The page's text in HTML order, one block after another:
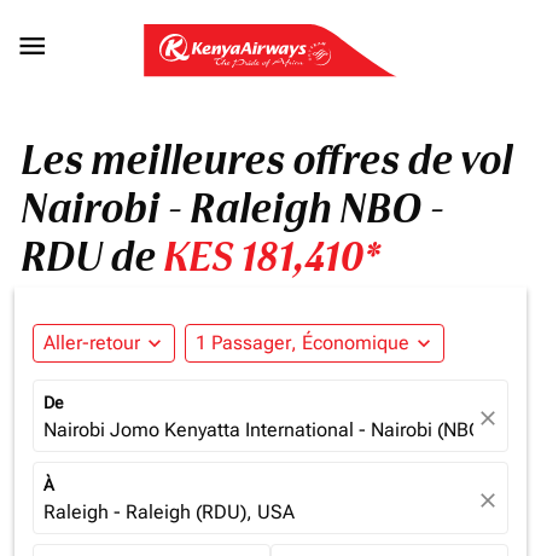

Les meilleures offres de vol
Nairobi - Raleigh NBO -
RDU deKES 181,410*
Aller-retour expand_more 1 Passager, Économique expand_more
De
Nairobi Jomo Kenyatta International - Nairobi (NBO),
close
À
Raleigh - Raleigh (RDU), USA close